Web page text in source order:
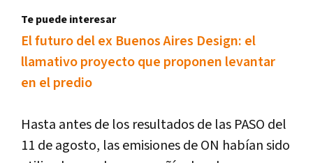
Te puede interesar
El futuro del ex Buenos Aires Design: el
llamativo proyecto que proponen levantar
en el predio
Hasta antes de los resultados de las PASO del
11 de agosto, las emisiones de ON habían sido